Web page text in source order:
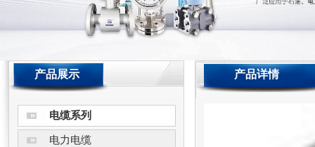
产品展示
电缆系列
电力电缆
产品详情